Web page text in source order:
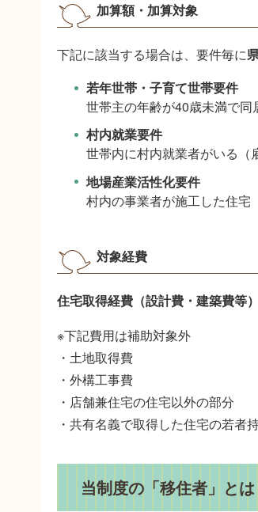
加算額・加算対象
下記に該当する場合は、要件毎に
若年世帯・子育て世帯要件
世帯主の年齢が40歳未満で
村内就業要件
世帯内に村内就業者がいる（
地場産業活性化要件
村内の事業者が施工した住宅
対象経費
住宅取得経費（設計費・建築費等）
※下記費用は補助対象外
・土地取得費
・外構工事費
・店舗兼住宅の住宅以外の部分
・共有名義で取得した住宅の若者
当制度の「移住者」とは